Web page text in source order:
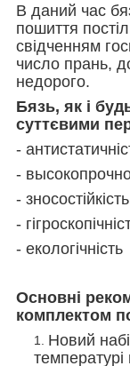
В даний час
пошиття
свідченням
число прань,
недорого.
Бязь, як і
суттєвими
-
-
-
-
- екологічність
Основні
комплектом
Новий